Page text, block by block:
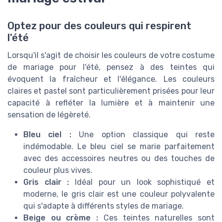
Optez pour des couleurs qui respirent
l'été
Lorsqu'il s'agit de choisir les couleurs de votre costume
de mariage pour l'été, pensez à des teintes qui
évoquent la fraîcheur et l'élégance. Les couleurs
claires et pastel sont particulièrement prisées pour leur
capacité à refléter la lumière et à maintenir une
sensation de légèreté.
Bleu ciel :Une option classique qui reste
indémodable. Le bleu ciel se marie parfaitement
avec des accessoires neutres ou des touches de
couleur plus vives.
Gris clair : Idéal pour un look sophistiqué et
moderne, le gris clair est une couleur polyvalente
qui s'adapte à différents styles de mariage.
Beige ou crème : Ces teintes naturelles sont